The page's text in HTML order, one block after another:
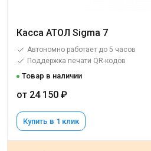
Касса АТОЛ Sigma 7
Автономно работает до 5 часов
Поддержка печати QR-кодов
Товар в наличии
от 24 150 ₽
Купить в 1 клик